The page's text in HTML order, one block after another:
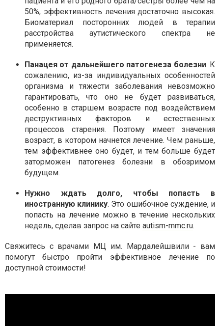
50%, эффективность лечения достаточно высокая.
Биоматериал посторонних людей в терапии
расстройства аутистического спектра не
применяется.
Панацея от дальнейшего патогенеза болезни. К
сожалению, из-за индивидуальных особенностей
организма и тяжести заболевания невозможно
гарантировать, что оно не будет развиваться,
особенно в старшем возрасте под воздействием
деструктивных факторов и естественных
процессов старения. Поэтому имеет значения
возраст, в котором начнется лечение. Чем раньше,
тем эффективнее оно будет, и тем больше будет
заторможен патогенез болезни в обозримом
будущем.
Нужно ждать долго, чтобы попасть в
иностранную клинику. Это ошибочное суждение, и
попасть на лечение можно в течение нескольких
недель, сделав запрос на сайте autism-mmc.ru.
Свяжитесь с врачами МЦ им. Мардалейшвили - вам
помогут быстро пройти эффективное лечение по
доступной стоимости!